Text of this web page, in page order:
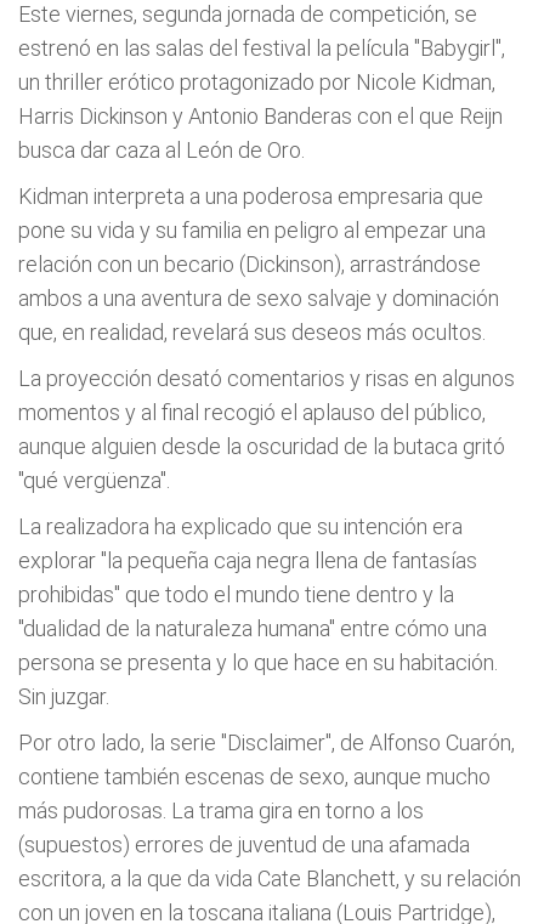
Este viernes, segunda jornada de competición, se
estrenó en las salas del festival la película "Babygirl",
un thriller erótico protagonizado por Nicole Kidman,
Harris Dickinson y Antonio Banderas con el que Reijn
busca dar caza al León de Oro.
Kidman interpreta a una poderosa empresaria que
pone su vida y su familia en peligro al empezar una
relación con un becario (Dickinson), arrastrándose
ambos a una aventura de sexo salvaje y dominación
que, en realidad, revelará sus deseos más ocultos.
La proyección desató comentarios y risas en algunos
momentos y al final recogió el aplauso del público,
aunque alguien desde la oscuridad de la butaca gritó
"qué vergüenza".
La realizadora ha explicado que su intención era
explorar "la pequeña caja negra llena de fantasías
prohibidas" que todo el mundo tiene dentro y la
"dualidad de la naturaleza humana" entre cómo una
persona se presenta y lo que hace en su habitación.
Sin juzgar.
Por otro lado, la serie "Disclaimer", de Alfonso Cuarón,
contiene también escenas de sexo, aunque mucho
más pudorosas. La trama gira en torno a los
(supuestos) errores de juventud de una afamada
escritora, a la que da vida Cate Blanchett, y su relación
con un joven en la toscana italiana (Louis Partridge),